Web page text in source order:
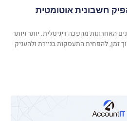
חשבונית אוטומטית
האחרונות מהפכה דיגיטלית. יותר ויותר
זמן, להפחית התעסקות בניירת ולהעניק